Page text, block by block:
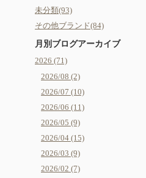
未分類(93)
その他ブランド(84)
月別ブログアーカイブ
2026 (71)
2026/08 (2)
2026/07 (10)
2026/06 (11)
2026/05 (9)
2026/04 (15)
2026/03 (9)
2026/02 (7)